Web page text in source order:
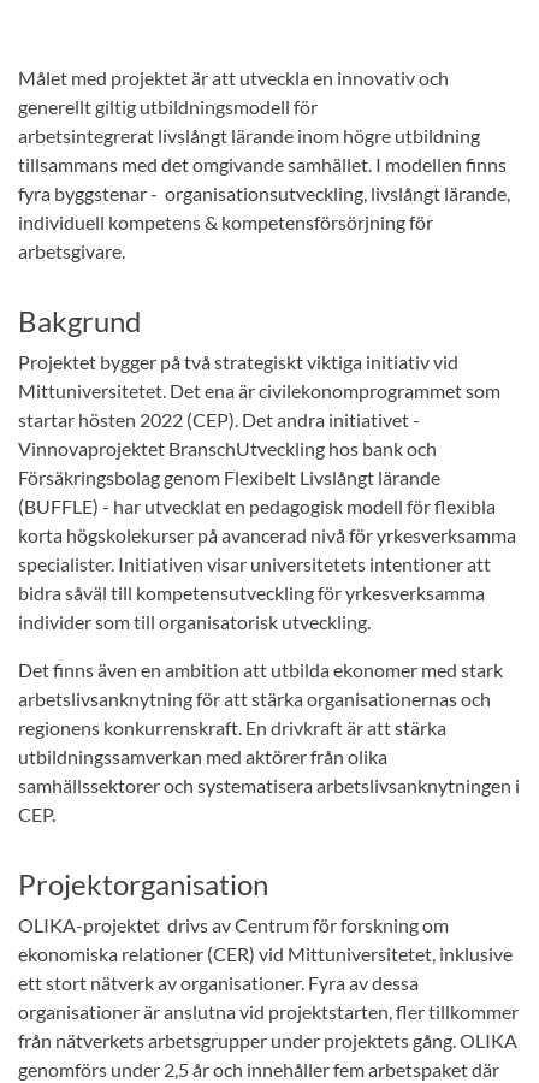
Målet med projektet är att utveckla en innovativ och
generellt giltig utbildningsmodell för
arbetsintegrerat livslångt lärande inom högre utbildning
tillsammans med det omgivande samhället. I modellen finns
fyra byggstenar - organisationsutveckling, livslångt lärande,
individuell kompetens & kompetensförsörjning för
arbetsgivare.
Bakgrund
Projektet bygger på två strategiskt viktiga initiativ vid
Mittuniversitetet. Det ena är civilekonomprogrammet som
startar hösten 2022 (CEP). Det andra initiativet -
Vinnovaprojektet BranschUtveckling hos bank och
Försäkringsbolag genom Flexibelt Livslångt lärande
(BUFFLE) - har utvecklat en pedagogisk modell för flexibla
korta högskolekurser på avancerad nivå för yrkesverksamma
specialister. Initiativen visar universitetets intentioner att
bidra såväl till kompetensutveckling för yrkesverksamma
individer som till organisatorisk utveckling.
Det finns även en ambition att utbilda ekonomer med stark
arbetslivsanknytning för att stärka organisationernas och
regionens konkurrenskraft. En drivkraft är att stärka
utbildningssamverkan med aktörer från olika
samhällssektorer och systematisera arbetslivsanknytningen i
CEP.
Projektorganisation
OLIKA-projektet drivs av Centrum för forskning om
ekonomiska relationer (CER) vid Mittuniversitetet, inklusive
ett stort nätverk av organisationer. Fyra av dessa
organisationer är anslutna vid projektstarten, fler tillkommer
från nätverkets arbetsgrupper under projektets gång. OLIKA
genomförs under 2,5 år och innehåller fem arbetspaket där